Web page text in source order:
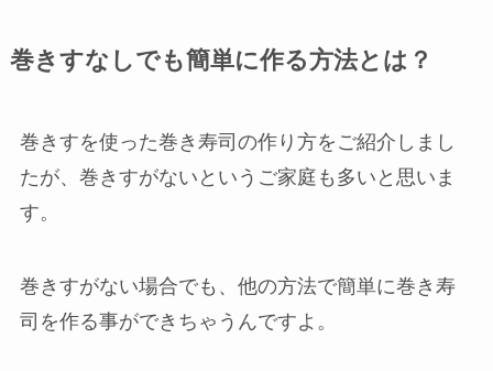
巻きすなしでも簡単に作る方法とは？
巻きすを使った巻き寿司の作り方をご紹介しまし
たが、巻きすがないというご家庭も多いと思いま
す。
巻きすがない場合でも、他の方法で簡単に巻き寿
司を作る事ができちゃうんですよ。